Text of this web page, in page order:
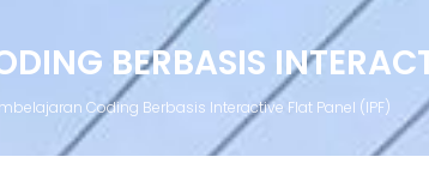
BERBASIS
Coding Berbasis Interactive Flat Panel (IPF)